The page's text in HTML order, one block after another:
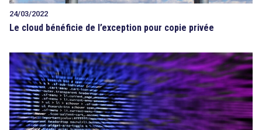
24/03/2022
Le cloud bénéficie de l’exception pour copie privée